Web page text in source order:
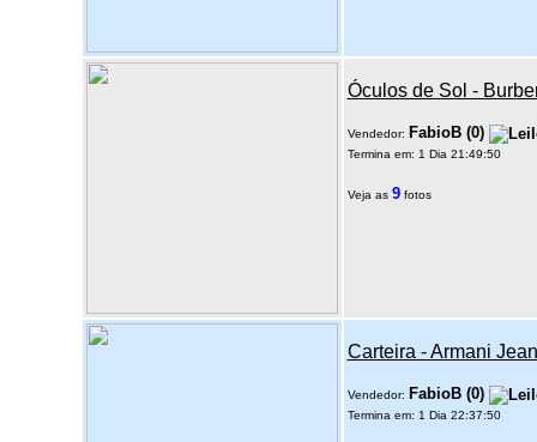
Óculos de Sol -
Vendedor: FabioB(0)
Termina em: 1 Dia 21:49:50
Veja as 9fotos
Carteira - Armani
Vendedor: FabioB(0)
Termina em: 1 Dia 22:37:50